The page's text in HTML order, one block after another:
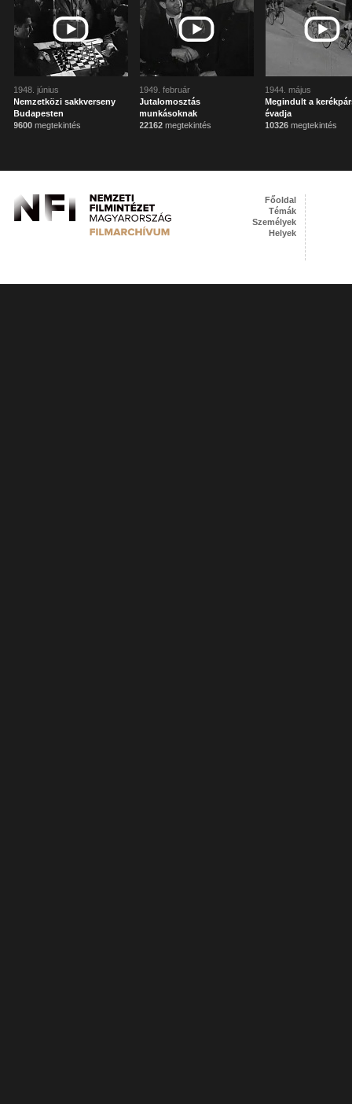
1948. június
Nemzetközi sakkverseny
Budapesten
9600 megtekintés
1949. február
Jutalomosztás
munkásoknak
22162 megtekintés
1944. május
Megindult a
évadja
10326 megtekintés
Főoldal
Témák
Személyek
Helyek